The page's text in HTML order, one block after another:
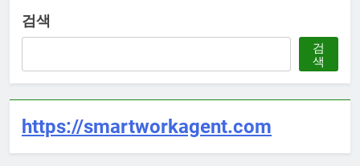
검색
검
색
https://smartworkagent.com